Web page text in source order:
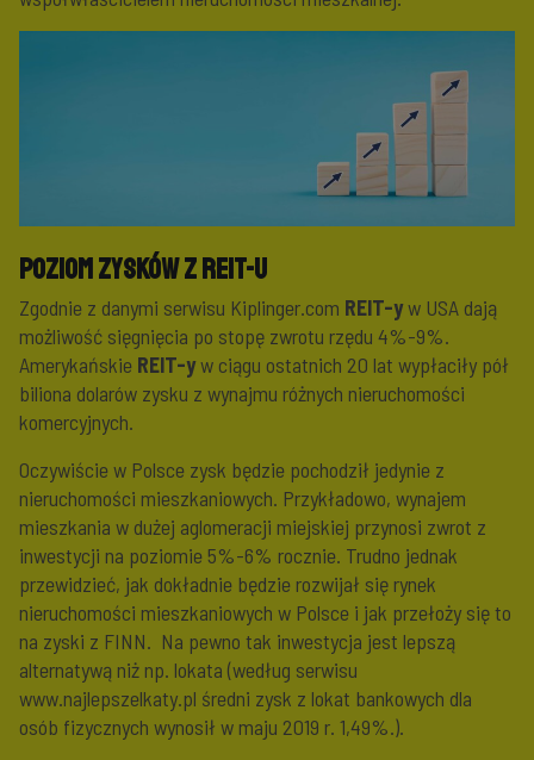
Poziom zysków z REIT-u
Zgodnie z danymi serwisu Kiplinger.com REIT-yw USA dają
możliwość sięgnięcia po stopę zwrotu rzędu 4%-9%.
Amerykańskie REIT-yw ciągu ostatnich 20 lat wypłaciły pół
biliona dolarów zysku z wynajmu różnych nieruchomości
komercyjnych.
Oczywiście w Polsce zysk będzie pochodził jedynie z
nieruchomości mieszkaniowych. Przykładowo, wynajem
mieszkania w dużej aglomeracji miejskiej przynosi zwrot z
inwestycji na poziomie 5%-6% rocznie. Trudno jednak
przewidzieć, jak dokładnie będzie rozwijał się rynek
nieruchomości mieszkaniowych w Polsce i jak przełoży się to
na zyski z FINN. Na pewno tak inwestycja jest lepszą
alternatywą niż np. lokata (według serwisu
www.najlepszelkaty.pl średni zysk z lokat bankowych dla
osób fizycznych wynosił w maju 2019 r. 1,49%.).